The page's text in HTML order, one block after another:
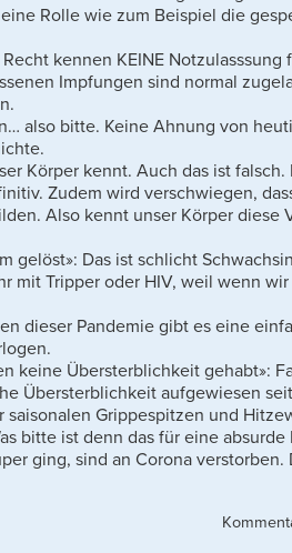
Rolle wie zum Beispiel die
kennen KEINE Notzulasssung
Impfungen sind normal
also bitte. Keine Ahnung von
Körper kennt. Auch das ist falsch.
Zudem wird verschwiegen,
Also kennt unser Körper diese
gelöst»: Das ist schlicht
mit Tripper oder HIV, weil wenn
dieser Pandemie gibt es eine
keine Übersterblichkeit gehabt»:
Übersterblichkeit aufgewiesen
saisonalen Grippespitzen und
bitte ist denn das für eine absurde
ging, sind an Corona verstorben.